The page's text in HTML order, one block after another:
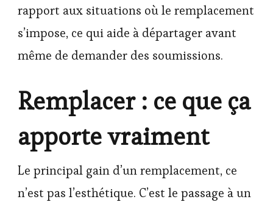
rapport aux situations où le remplacement
s’impose, ce qui aide à départager avant
même de demander des soumissions.
Remplacer : ce que ça
apporte vraiment
Le principal gain d’un remplacement, ce
n’est pas l’esthétique. C’est le passage à un